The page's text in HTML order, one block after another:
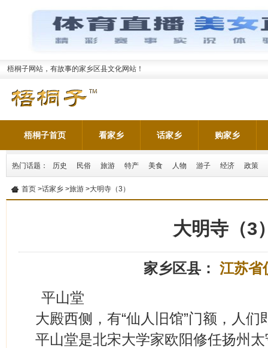
梧桐子网站，有故事的家乡区县文化网站！
梧桐子首页 看家乡 话家乡 购家乡
热门话题： 历史 民俗 旅游 特产 美食 人物 游子 经济 政策
首页 >话家乡 >旅游 >大明寺（3）
大明寺（3
家乡区县： 江苏省
平山堂
大殿西侧，有“仙人旧馆”门额，人
平山堂是北宋大学家欧阳修任扬州